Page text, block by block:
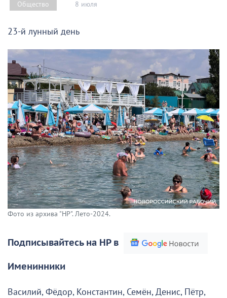
Общество 8 июля
23-й лунный день
Фото из архива "НР". Лето-2024.
Подписывайтесь на НР в
Именинники
Василий, Фёдор, Константин, Семён, Денис, Пётр,